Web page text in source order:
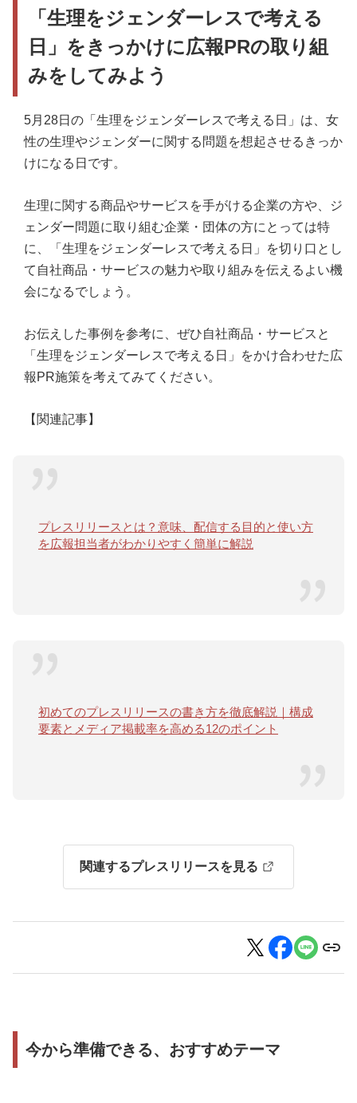
「生理をジェンダーレスで考える
日」をきっかけに広報PRの取り組
みをしてみよう
5月28日の「生理をジェンダーレスで考える日」は、女
性の生理やジェンダーに関する問題を想起させるきっか
けになる日です。
生理に関する商品やサービスを手がける企業の方や、ジ
ェンダー問題に取り組む企業・団体の方にとっては特
に、「生理をジェンダーレスで考える日」を切り口とし
て自社商品・サービスの魅力や取り組みを伝えるよい機
会になるでしょう。
お伝えした事例を参考に、ぜひ自社商品・サービスと
「生理をジェンダーレスで考える日」をかけ合わせた広
報PR施策を考えてみてください。
【関連記事】
プレスリリースとは？意味、配信する目的と使い方
を広報担当者がわかりやすく簡単に解説
初めてのプレスリリースの書き方を徹底解説｜構成
要素とメディア掲載率を高める12のポイント
関連するプレスリリースを見る
今から準備できる、おすすめテーマ